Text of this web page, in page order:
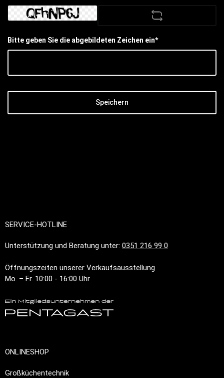
Bitte geben Sie die abgebildeten Zeichen ein*
Speichern
SERVICE-HOTLINE
Unterstützung und Beratung unter: 0351 216 99 0
Öffnungszeiten unserer Verkaufsausstellung
Mo. – Fr. 10:00 - 16:00 Uhr
ONLINESHOP
Großküchentechnik